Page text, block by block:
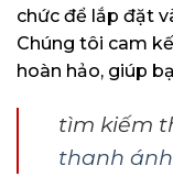
chức để lắp đặt
Chúng tôi cam
hoàn hảo, giúp
tìm kiếm
thanh